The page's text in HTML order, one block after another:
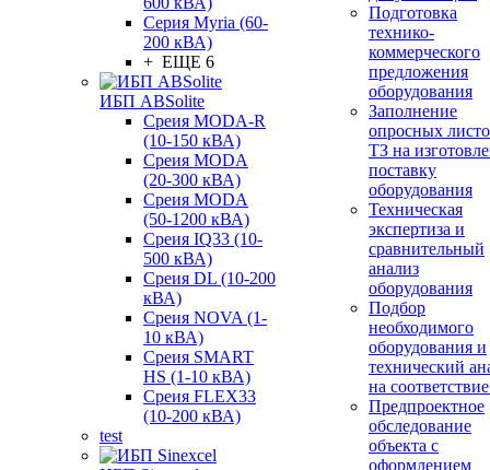
Серия Myria (60-
200 кВА)
+ ЕЩЕ 6
ИБП ABSolite
Среия MODA-R
(10-150 кВА)
Среия MODA
(20-300 кВА)
Среия MODA
(50-1200 кВА)
Среия IQ33 (10-
500 кВА)
Среия DL (10-200
кВА)
Среия NOVA (1-
10 кВА)
Среия SMART
HS (1-10 кВА)
Среия FLEX33
(10-200 кВА)
test
Подготовка
технико-
коммерческого
предложения
оборудования
Заполнение
опросных
ТЗ на
поставку
оборудования
Техническая
экспертиза и
сравнительный
анализ
оборудования
Подбор
необходимого
оборудования и
технический
на
Предпроектное
обследование
объекта с
оформлением